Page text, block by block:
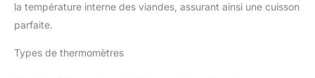
la température interne des viandes, assurant ainsi une cuisson
parfaite.
Types de thermomètres